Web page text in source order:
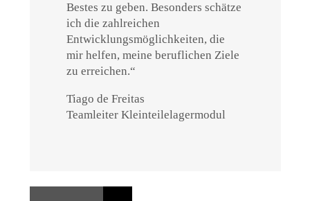
Bestes zu geben. Besonders schätze
ich die zahlreichen
Entwicklungsmöglichkeiten, die
mir helfen, meine beruflichen Ziele
zu erreichen.“
Tiago de Freitas
Teamleiter Kleinteilelagermodul